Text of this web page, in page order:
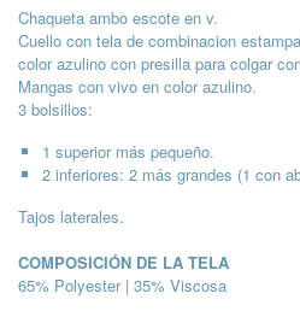
Chaqueta ambo escote en v.
Cuello con tela de combinacion
color azulino con presilla para colgar
Mangas con vivo en color azulino.
3 bolsillos:
1 superior más pequeño.
2 inferiores: 2 más grandes (1 con
Tajos laterales.
COMPOSICIÓN DE LA TELA
65% Polyester | 35% Viscosa